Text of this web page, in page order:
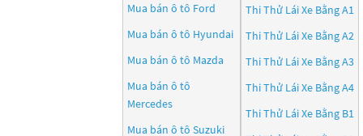
Mua bán ô tô Ford
Mua bán ô tô Hyundai
Mua bán ô tô Mazda
Mua bán ô tô
Mercedes
Mua bán ô tô Suzuki
Thi Thử Lái Xe Bằng A1
Thi Thử Lái Xe Bằng A2
Thi Thử Lái Xe Bằng A3
Thi Thử Lái Xe Bằng A4
Thi Thử Lái Xe Bằng B1